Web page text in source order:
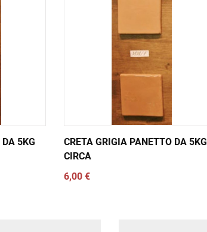
5KG
CRETA GRIGIA PANETTO DA 5KG
CIRCA
6,00 €